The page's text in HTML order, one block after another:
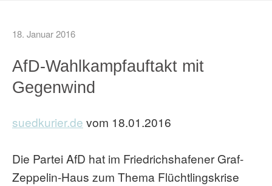
18. Januar 2016
AfD-Wahlkampfauftakt mit
Gegenwind
suedkurier.de vom 18.01.2016
Die Partei AfD hat im Friedrichshafener Graf-
Zeppelin-Haus zum Thema Flüchtlingskrise